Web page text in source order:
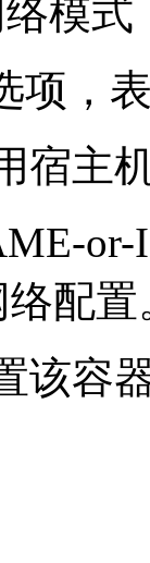
模
项，
宿主
配置
该容